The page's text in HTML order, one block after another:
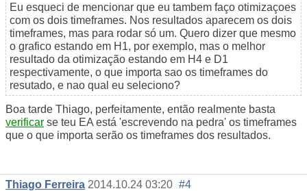
Eu esqueci de mencionar que eu tambem faço otimizaçoes
com os dois timeframes. Nos resultados aparecem os dois
timeframes, mas para rodar só um. Quero dizer que mesmo
o grafico estando em H1, por exemplo, mas o melhor
resultado da otimização estando em H4 e D1
respectivamente, o que importa sao os timeframes do
resutado, e nao qual eu seleciono?
Boa tarde Thiago, perfeitamente, então realmente basta
verificar se teu EA está 'escrevendo na pedra' os timeframes
que o que importa serão os timeframes dos resultados.
Thiago Ferreira 2014.10.24 03:20 #4